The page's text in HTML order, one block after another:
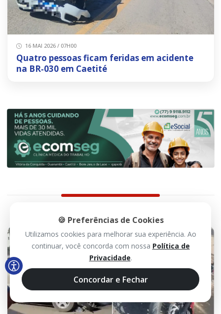
16 MAI 2026 / 07H00
Quatro pessoas ficam feridas em acidente
na BR‑030 em Caetité
🍪 Preferências de Cookies
Utilizamos cookies para melhorar sua experiência. Ao
continuar, você concorda com nossa Política de
Privacidade.
Concordar e Fechar